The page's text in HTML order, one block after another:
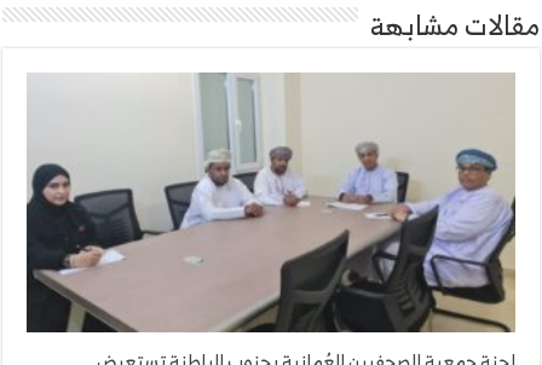
مقالات مشابهة